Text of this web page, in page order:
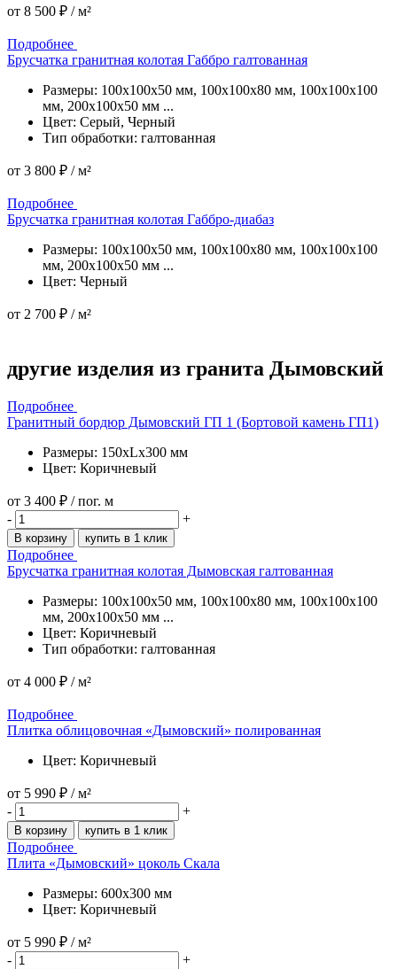
от 8 500 ₽ / м²
Подробнее
Брусчатка гранитная колотая Габбро галтованная
Размеры: 100x100x50 мм, 100x100x80 мм, 100x100x100
мм, 200x100x50 мм ...
Цвет: Серый, Черный
Тип обработки: галтованная
от 3 800 ₽ / м²
Подробнее
Брусчатка гранитная колотая Габбро-диабаз
Размеры: 100x100x50 мм, 100x100x80 мм, 100x100x100
мм, 200x100x50 мм ...
Цвет: Черный
от 2 700 ₽ / м²
другие изделия из гранита Дымовский
Подробнее
Гранитный бордюр Дымовский ГП 1 (Бортовой камень ГП1)
Размеры: 150xLx300 мм
Цвет: Коричневый
от 3 400 ₽ / пог. м
-
+
В корзину купить в 1 клик
Подробнее
Брусчатка гранитная колотая Дымовская галтованная
Размеры: 100x100x50 мм, 100x100x80 мм, 100x100x100
мм, 200x100x50 мм ...
Цвет: Коричневый
Тип обработки: галтованная
от 4 000 ₽ / м²
Подробнее
Плитка облицовочная «Дымовский» полированная
Цвет: Коричневый
от 5 990 ₽ / м²
-
+
В корзину купить в 1 клик
Подробнее
Плита «Дымовский» цоколь Скала
Размеры: 600x300 мм
Цвет: Коричневый
от 5 990 ₽ / м²
-
+